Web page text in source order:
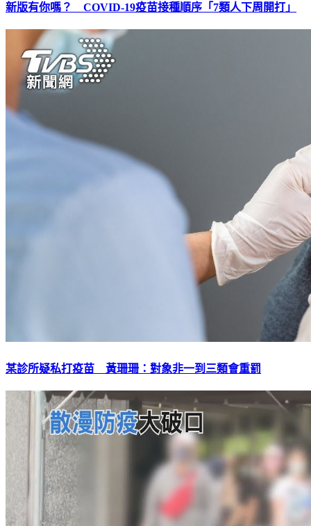
新版有你嗎？ COVID-19疫苗接種順序「7類人下周開打」
某診所疑私打疫苗 黃珊珊：對象非一到三類會重罰